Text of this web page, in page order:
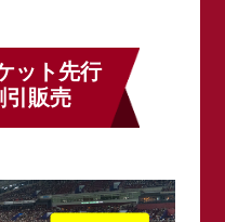
ット先行
引販売